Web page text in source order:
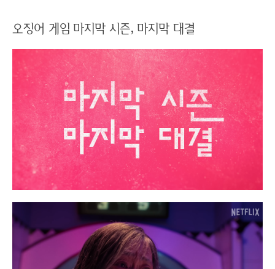
오징어 게임 마지막 시즌, 마지막 대결